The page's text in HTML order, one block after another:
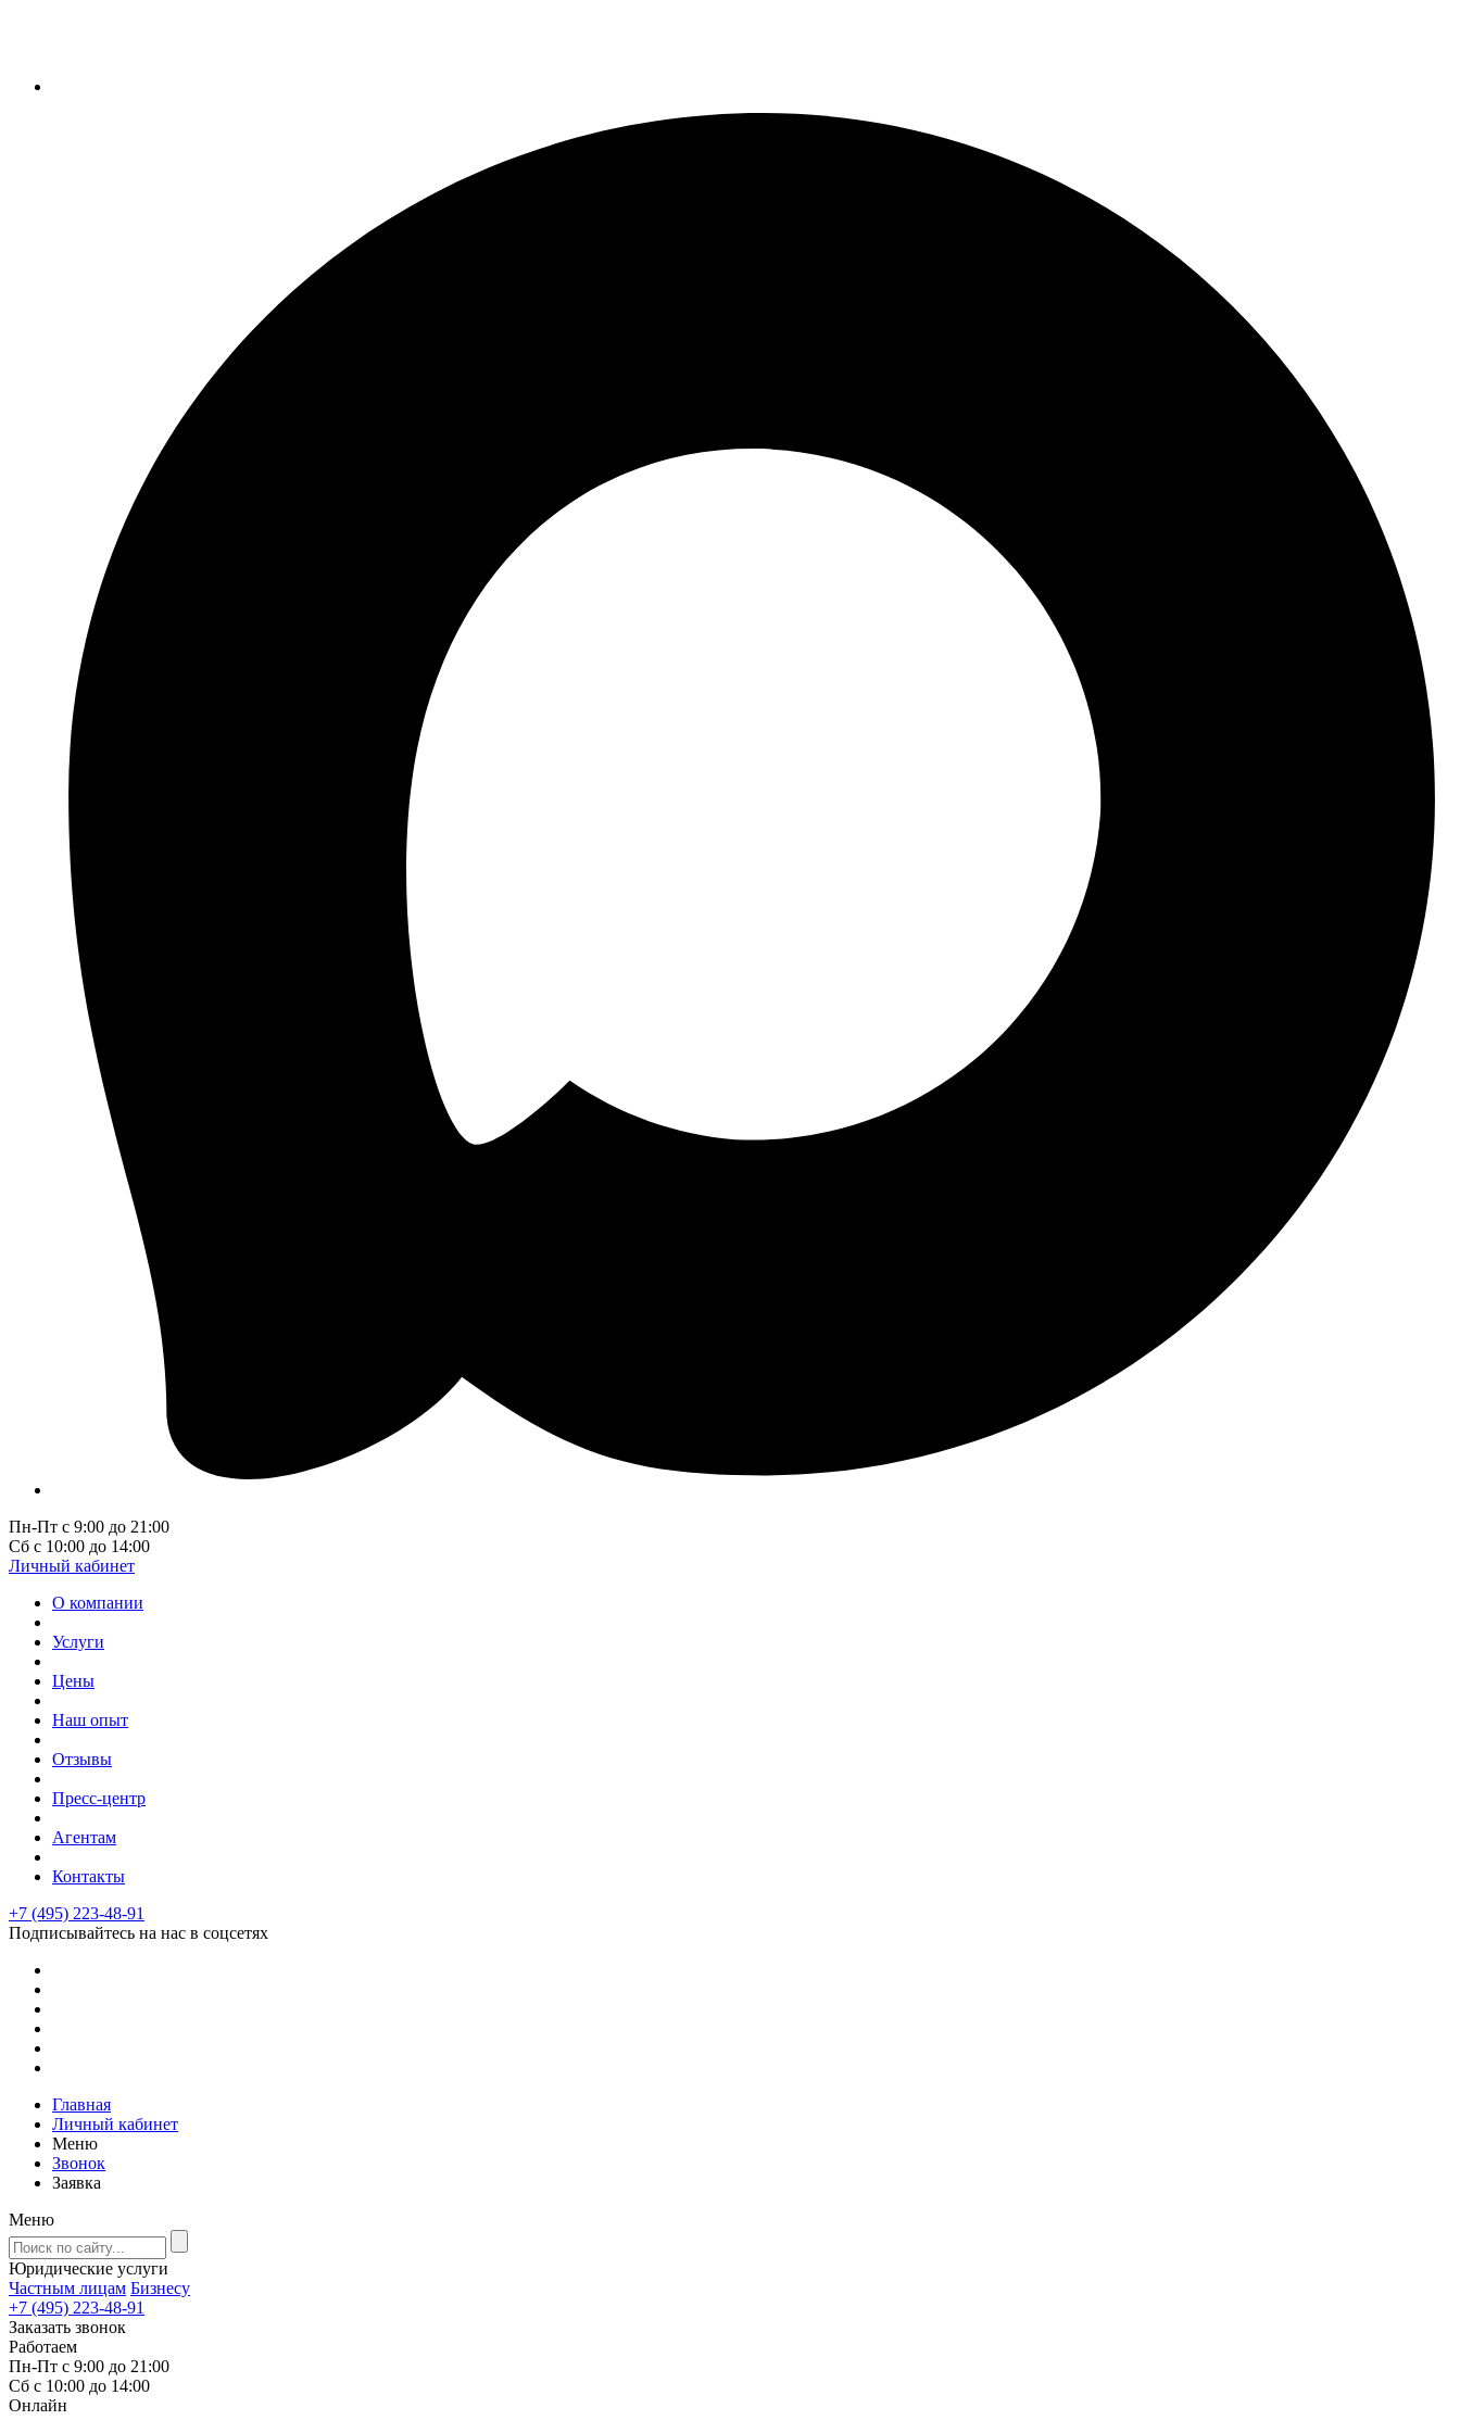
Пн-Пт с 9:00 до 21:00
Сб с 10:00 до 14:00
Личный кабинет
О компании
Услуги
Цены
Наш опыт
Отзывы
Пресс-центр
Агентам
Контакты
+7 (495) 223-48-91
Подписывайтесь на нас в соцсетях
Главная
Личный кабинет
Меню
Звонок
Заявка
Меню
Юридические услуги
Частным лицам Бизнесу
+7 (495) 223-48-91
Заказать звонок
Работаем
Пн-Пт с 9:00 до 21:00
Сб с 10:00 до 14:00
Онлайн